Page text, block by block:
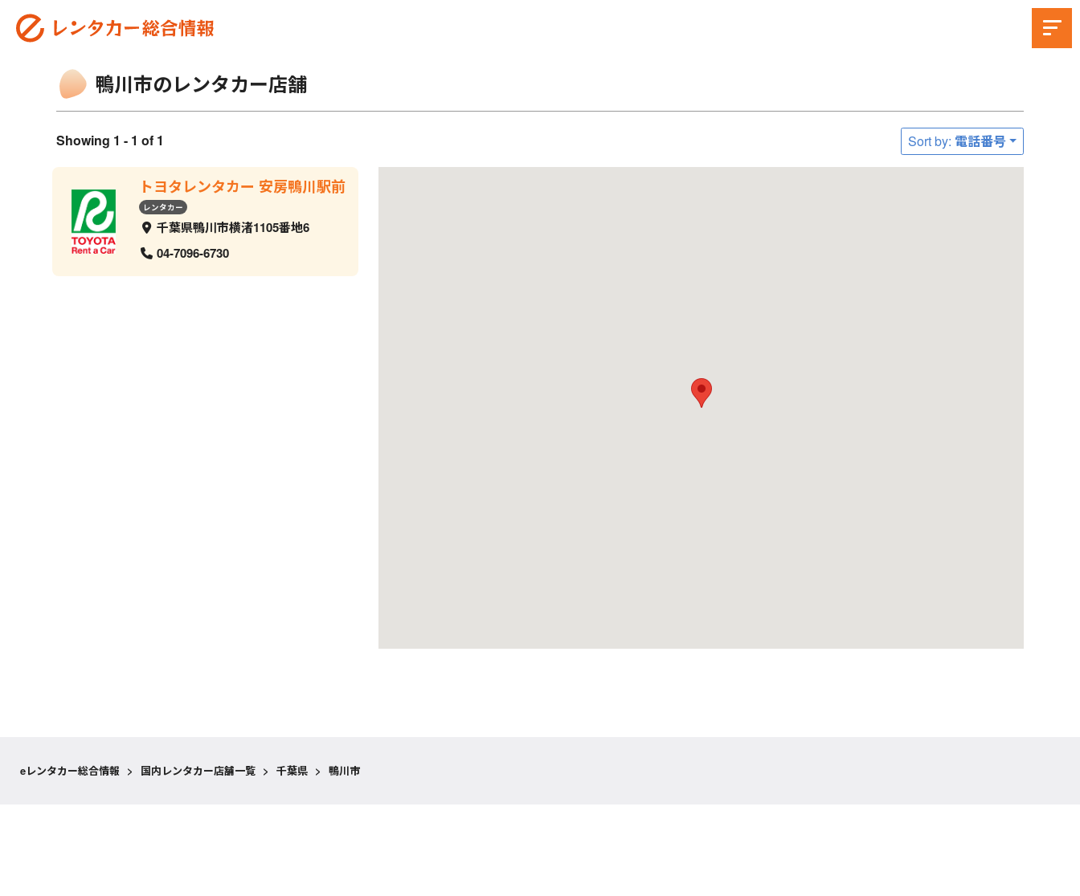
鴨川市のレンタカー店舗
Showing 1 - 1 of 1 Sort by: 電話番号
トヨタレンタカー 安房鴨川駅前
レンタカー
千葉県鴨川市横渚1105番地6
04-7096-6730
eレンタカー総合情報 > 国内レンタカー店舗一覧 > 千葉県 > 鴨川市